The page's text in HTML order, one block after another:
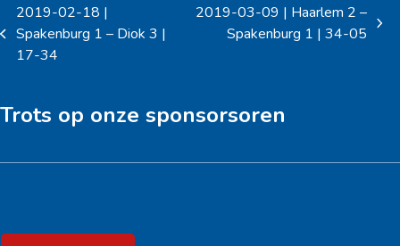
previous
post:
2019-02-18 |
Spakenburg 1 – Diok 3 |
17-34
2019-03-09 | Haarlem 2 –
Spakenburg 1 | 34-05
Trots op onze sponsorsoren